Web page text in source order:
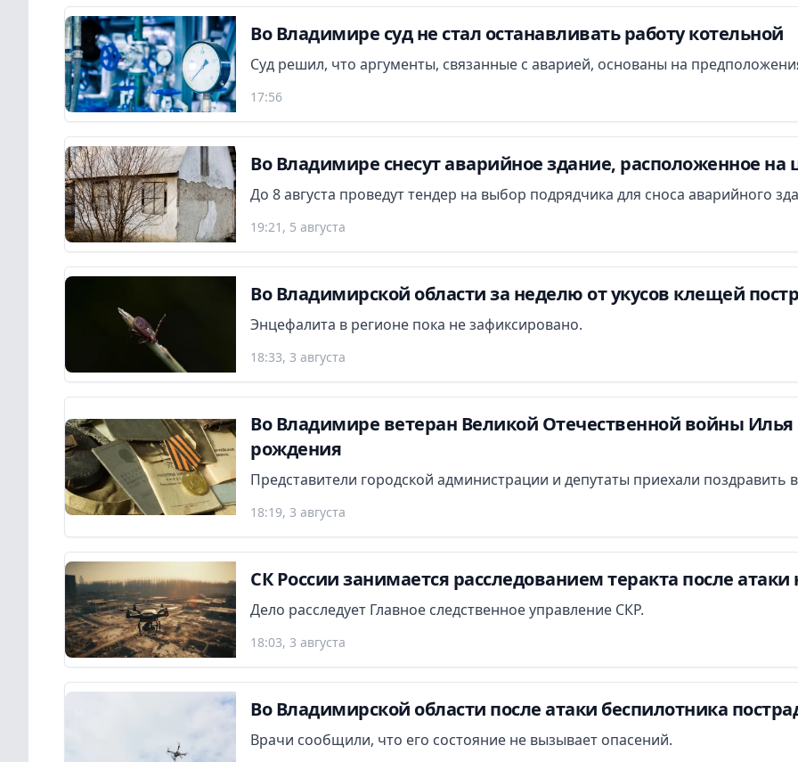
Во Владимире суд не стал останавливать работу котельной
Суд решил, что аргументы, связанные с аварией, основаны на
17:56
Во Владимире снесут аварийное здание, расположенное на
До 8 августа проведут тендер на выбор подрядчика для сноса аварийного
19:21, 5 августа
Во Владимирской области за неделю от укусов клещей
Энцефалита в регионе пока не зафиксировано.
18:33, 3 августа
Во Владимире ветеран Великой Отечественной войны
рождения
Представители городской администрации и депутаты приехали поздравить
18:19, 3 августа
СК России занимается расследованием теракта после
Дело расследует Главное следственное управление СКР.
18:03, 3 августа
Во Владимирской области после атаки беспилотника
Врачи сообщили, что его состояние не вызывает опасений.